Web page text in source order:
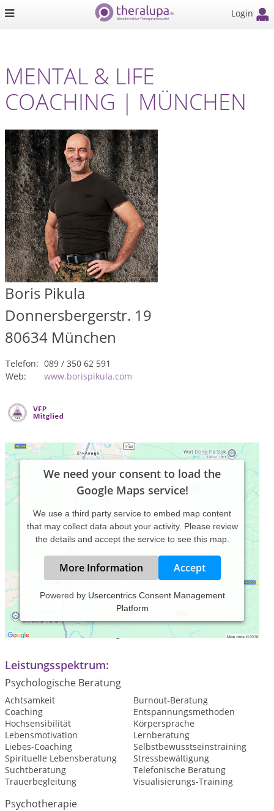
Login
MENTAL & LIFE
COACHING | MÜNCHEN
Boris Pikula
Donnersbergerstr. 19
80634 München
Telefon: 089 / 350 62 591
Web:
www.borispikula.com
We need your consent to load the
Google Maps service!
We use a third party service to embed map content
that may collect data about your activity. Please review
the details and accept the service to see this map.
More Information Accept
Powered by Usercentrics Consent Management
Platform
Praxiszeiten:
Termine nach Vereinbarung.
Leistungsspektrum:
Psychologische Beratung
Achtsamkeit
Burnout-Beratung
Coaching
Entspannungsmethoden
Hochsensibilität
Körpersprache
Lebensmotivation
Lernberatung
Liebes-Coaching
Selbstbewusstseinstraining
Spirituelle Lebensberatung
Stressbewältigung
Suchtberatung
Telefonische Beratung
Trauerbegleitung
Visualisierungs-Training
Psychotherapie